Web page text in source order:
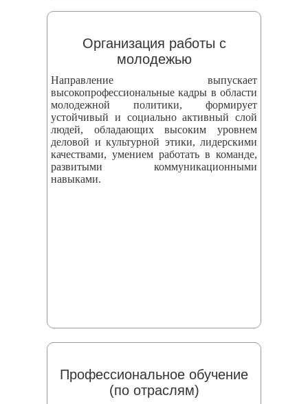
Организация работы с
молодежью
Направление выпускает
высокопрофессиональные кадры в области
молодежной политики, формирует
устойчивый и социально активный слой
людей, обладающих высоким уровнем
деловой и культурной этики, лидерскими
качествами, умением работать в команде,
развитыми коммуникационными
навыками.
Профессиональное обучение
(по отраслям)